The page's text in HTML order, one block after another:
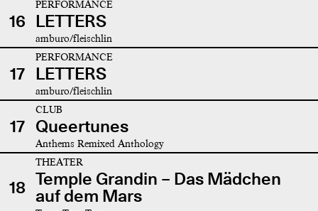
16
PERFORMANCE
LETTERS
amburo/fleischlin
17
PERFORMANCE
LETTERS
amburo/fleischlin
17
CLUB
Queertunes
Anthems Remixed Anthology
18
THEATER
Temple Grandin – Das Mädchen
auf dem Mars